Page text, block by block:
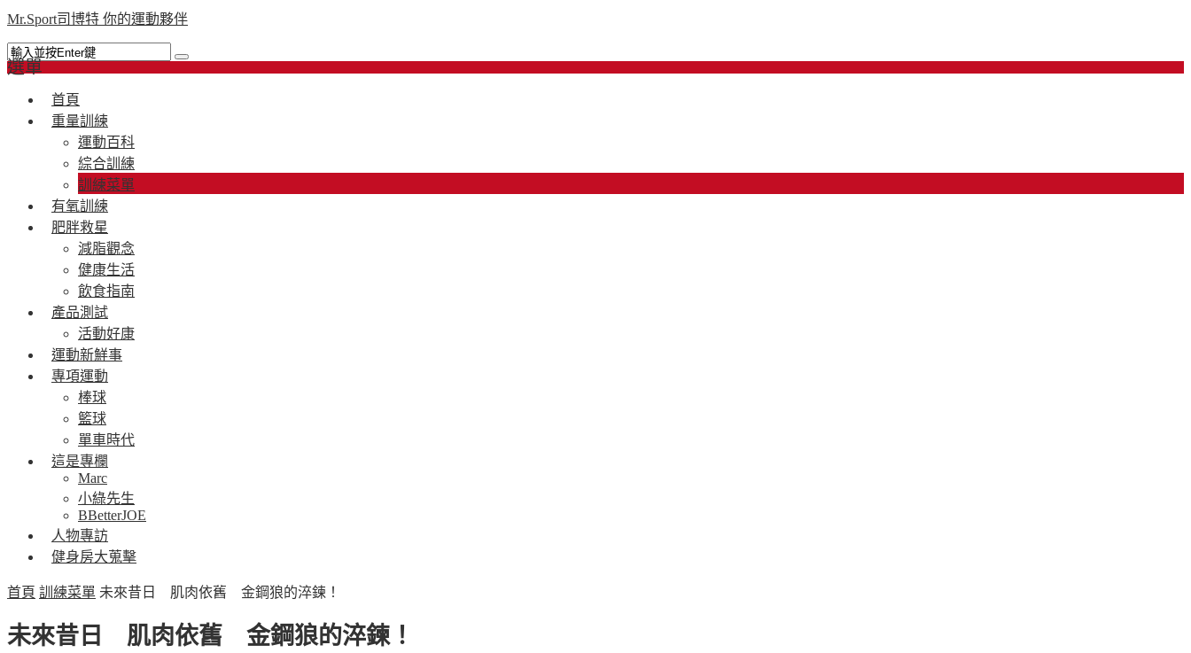
Mr.Sport司博特 你的運動夥伴
選單
首頁
重量訓練
運動百科
綜合訓練
訓練菜單
有氧訓練
肥胖救星
減脂觀念
健康生活
飲食指南
產品測試
活動好康
運動新鮮事
專項運動
棒球
籃球
單車時代
這是專欄
Marc
小綠先生
BBetterJOE
人物專訪
健身房大蒐擊
首頁 訓練菜單 未來昔日 肌肉依舊 金鋼狼的淬鍊！
未來昔日 肌肉依舊 金鋼狼的淬鍊！